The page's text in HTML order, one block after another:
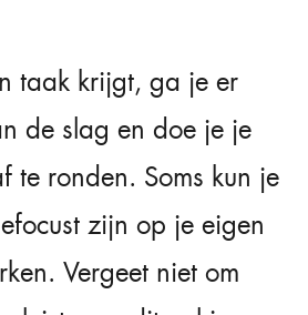
taak krijgt, ga je er
de slag en doe je je
te ronden. Soms kun je
zijn op je eigen
Vergeet niet om